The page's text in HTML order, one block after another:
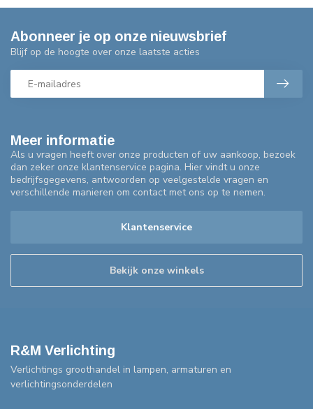
Meer informatie
Als u vragen heeft over onze producten of uw aankoop, bezoek
dan zeker onze klantenservice pagina. Hier vindt u onze
bedrijfsgegevens, antwoorden op veelgestelde vragen en
verschillende manieren om contact met ons op te nemen.
Klantenservice
Bekijk onze winkels
Abonneer je op onze nieuwsbrief
Blijf op de hoogte over onze laatste acties
R&M Verlichting
Verlichtings groothandel in lampen, armaturen en
verlichtingsonderdelen